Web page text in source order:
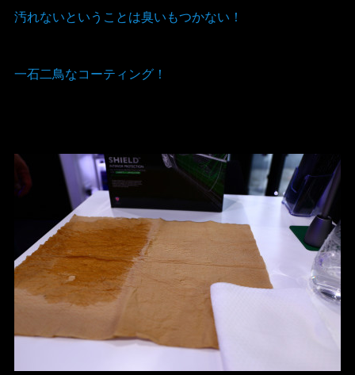
汚れないということは臭いもつかない！
一石二鳥なコーティング！